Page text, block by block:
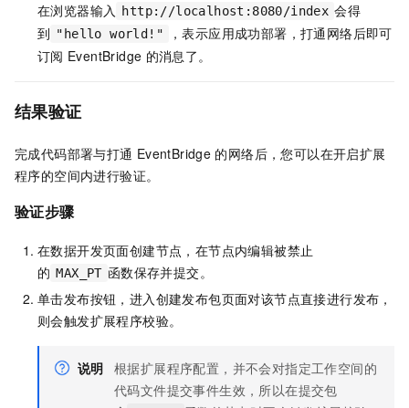
在浏览器输入 http://localhost:8080/index 会得
到 "hello world!"
，表示应用成功部署，打通网络后即可
订阅 EventBridge 的消息了。
结果验证
完成代码部署与打通 EventBridge 的网络后，您可以在开启扩展
程序的空间内进行验证。
验证步骤
在数据开发页面创建节点，在节点内编辑被禁止
的 MAX_PT 函数保存并提交。
单击发布按钮，进入创建发布包页面对该节点直接进行发布，
则会触发扩展程序校验。
说明 根据扩展程序配置，并不会对指定工作空间的
代码文件提交事件生效，所以在提交包